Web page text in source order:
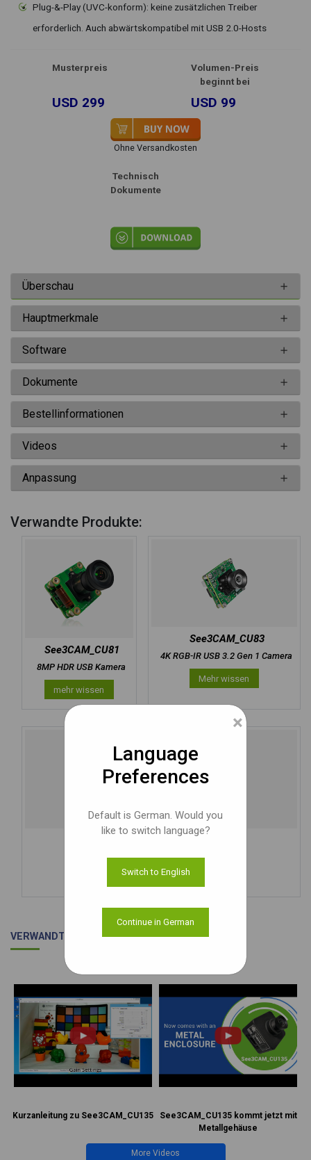
Plug-&-Play (UVC-konform): keine zusätzlichen Treiber
erforderlich. Auch abwärtskompatibel mit USB 2.0-Hosts
Musterpreis
USD 299
Volumen-Preis
beginnt bei
USD 99
Ohne Versandkosten
Technisch
Dokumente
Überschau
Hauptmerkmale
Software
Dokumente
Bestellinformationen
Videos
Anpassung
Verwandte Produkte:
See3CAM_CU81
8MP HDR USB Kamera
mehr wissen
See3CAM_CU83
4K RGB-IR USB 3.2 Gen 1 Camera
Mehr wissen
See3CAM_50CUG
Mehr wissen
VERWANDTE VIDEOS
Kurzanleitung zu See3CAM_CU135
See3CAM_CU135 kommt jetzt mit
Metallgehäuse
More Videos
×
Language
Preferences
Default is German. Would you
like to switch language?
Switch to English
Continue in German